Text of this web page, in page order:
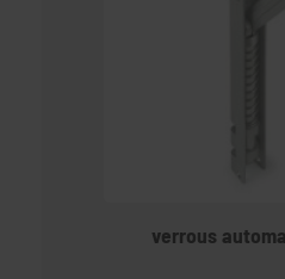
verrous